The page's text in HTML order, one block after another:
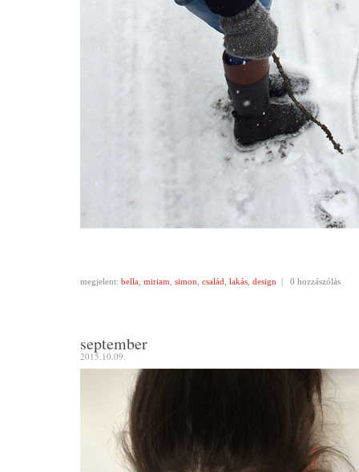
megjelent: bella miriam simon család lakás design | 0 hozzászólás
september
2015.10.09.